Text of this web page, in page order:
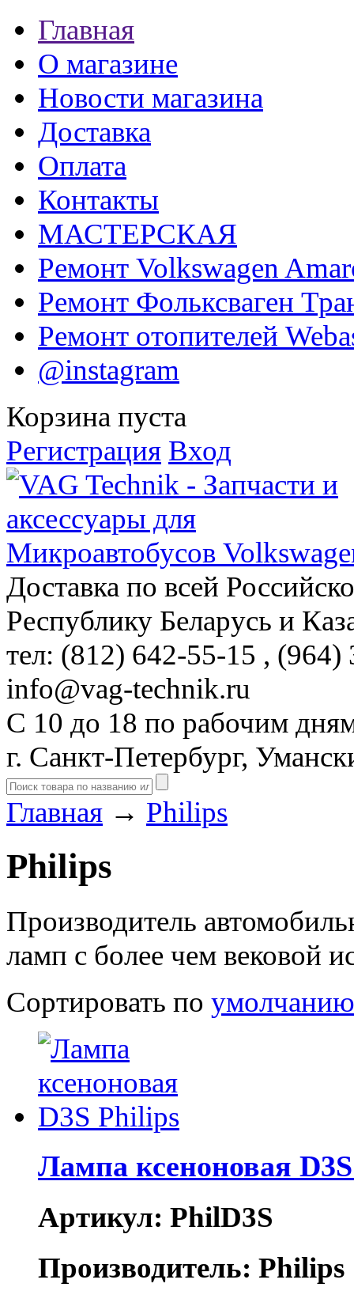
Главная
О магазине
Новости магазина
Доставка
Оплата
Контакты
МАСТЕРСКАЯ
Ремонт Volkswagen
Ремонт Фольксваген
Ремонт отопителей
@instagram
Корзина пуста
Регистрация Вход
Доставка по всей
Республику Беларусь и
тел: (812) 642-55-15 , (964)
info@vag-technik.ru
С 10 до 18 по рабочим
г. Санкт-Петербург,
Главная → Philips
Philips
Производитель
ламп с более чем вековой
Сортировать по умолчанию
Лампа ксеноновая
Артикул: PhilD3S
Производитель: Philips